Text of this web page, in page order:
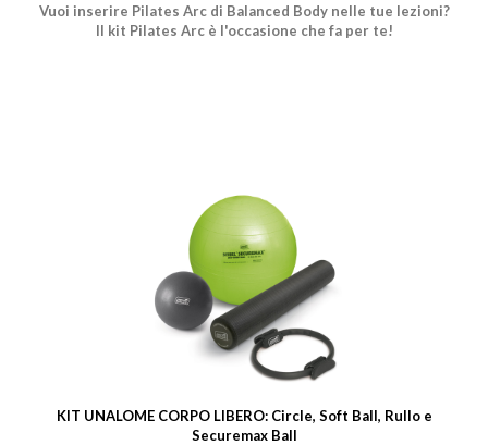
Vuoi inserire Pilates Arc di Balanced Body nelle tue lezioni?
Il kit Pilates Arc è l'occasione che fa per te!
KIT UNALOME CORPO LIBERO: Circle, Soft Ball, Rullo e
Securemax Ball